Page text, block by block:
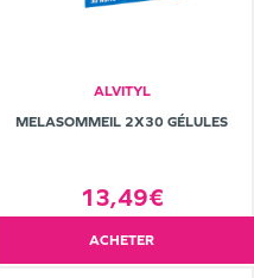
ALVITYL
MELASOMMEIL 2X30 GÉLULES
13,49€
ACHETER